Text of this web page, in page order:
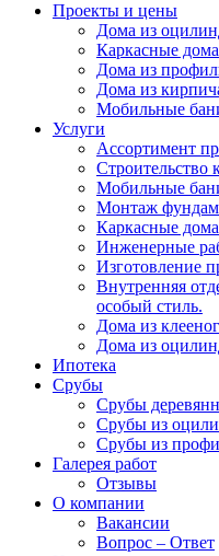
Проекты и цены
Дома из
Каркасные дома
Дома из
Дома из
Мобильные
Услуги
Ассортимент
Строительство
Мобильные
Монтаж
Каркасные
Инженерные
Изготовление
Внутренняя
особый стиль.
Дома из
Дома из
Ипотека
Срубы
Срубы
Срубы из
Срубы из
Галерея работ
Отзывы
О компании
Вакансии
Вопрос – Ответ